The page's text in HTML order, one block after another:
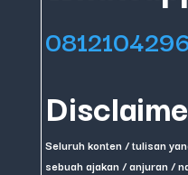
Seluruh konten / tulisan
sebuah ajakan / anjuran /